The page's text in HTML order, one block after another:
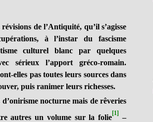
de l’Antiquité, qu’il s’agisse
à l’instar du fascisme
culturel blanc par quelques
sérieux l’apport gréco-romain.
elles pas toutes leurs sources dans
puis ranimer leurs richesses.
d’onirisme nocturne mais de rêveries
autres un volume sur la folie[1] –